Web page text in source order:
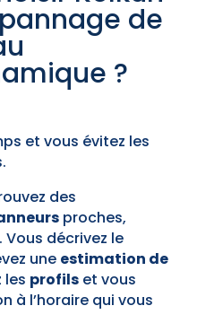
de
?
et vous évitez les
des
proches,
Vous décrivez le
une estimation de
les profilset vous
à l’horaire qui vous